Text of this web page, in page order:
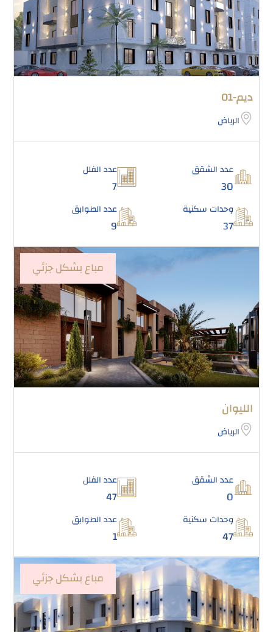
ديم-01
الرياض
عدد الشقق
30
عدد الفلل
7
وحدات سكنية
37
عدد الطوابق
9
مباع بشكل جزئي
الليوان
الرياض
عدد الشقق
0
عدد الفلل
47
وحدات سكنية
47
عدد الطوابق
1
مباع بشكل جزئي